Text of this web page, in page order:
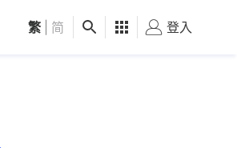
觀點 健康 好食玩飛
繁 简 登入